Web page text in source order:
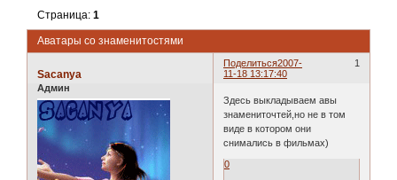
Аватары со знаменитостями
Страница:1
Поделиться 1
2007-
11-18 13:17:40
Sacanya
Админ
Здесь выкладываем авы
знамениточтей,но не в том
виде в котором они
снимались в фильмах)
0